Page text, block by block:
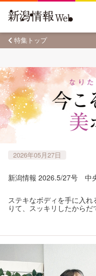
特集トップ
2026年05月27日
新潟情報 2026.5/27号 中
ステキなボディを手に入
りて、スッキリしたからだ